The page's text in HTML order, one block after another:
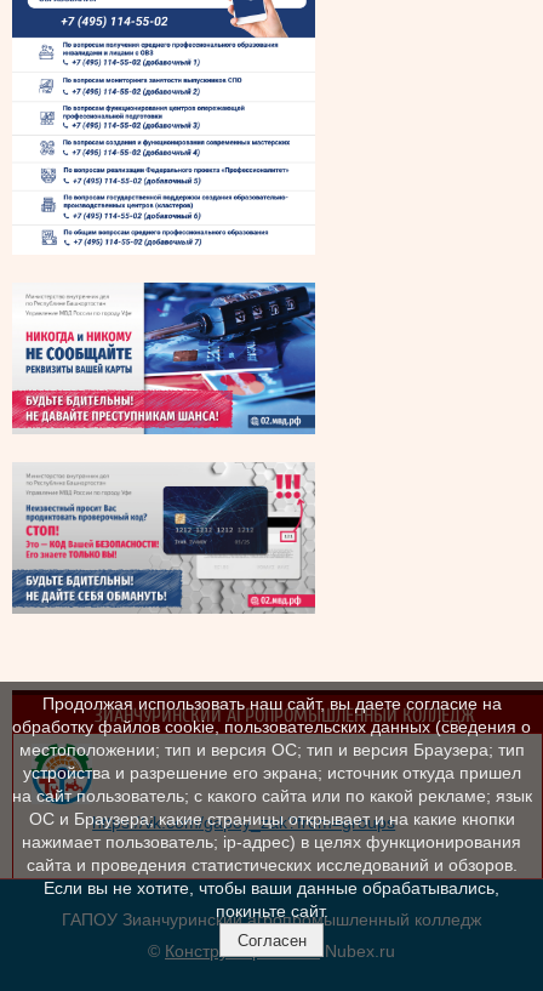
ЗИАНЧУРИНСКИЙ АГРОПРОМЫШЛЕННЫЙ КОЛЛЕДЖ
https://vk.com/gapoy_zak?from=groups
ГАПОУ Зианчуринский агропромышленный колледж
© Конструктор сайтов Nubex.ru
Продолжая использовать наш сайт, вы даете согласие на
обработку файлов cookie, пользовательских данных (сведения о
местоположении; тип и версия ОС; тип и версия Браузера; тип
устройства и разрешение его экрана; источник откуда пришел
на сайт пользователь; с какого сайта или по какой рекламе; язык
ОС и Браузера; какие страницы открывает и на какие кнопки
нажимает пользователь; ip-адрес) в целях функционирования
сайта и проведения статистических исследований и обзоров.
Если вы не хотите, чтобы ваши данные обрабатывались,
покиньте сайт.
Согласен